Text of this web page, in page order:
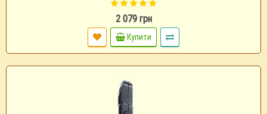
2 079 грн
Купити